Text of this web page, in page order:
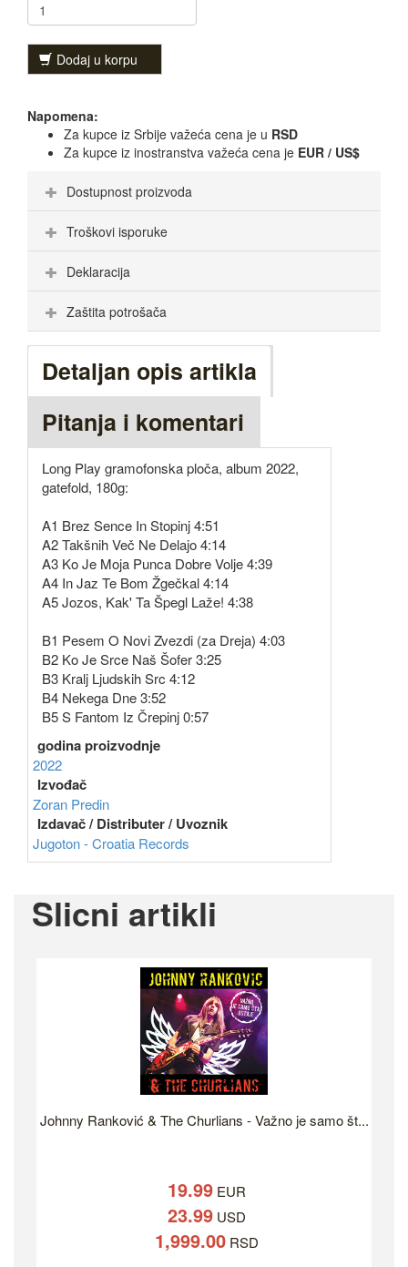
Dodaj u korpu
Napomena:
Za kupce iz Srbije važeća cena je u RSD
Za kupce iz inostranstva važeća cena je EUR / US$
Dostupnost proizvoda
Troškovi isporuke
Deklaracija
Zaštita potrošača
Detaljan opis artikla
Pitanja i komentari
Long Play gramofonska ploča, album 2022,
gatefold, 180g:
A1 Brez Sence In Stopinj 4:51
A2 Takšnih Več Ne Delajo 4:14
A3 Ko Je Moja Punca Dobre Volje 4:39
A4 In Jaz Te Bom Žgečkal 4:14
A5 Jozos, Kak' Ta Špegl Laže! 4:38
B1 Pesem O Novi Zvezdi (za Dreja) 4:03
B2 Ko Je Srce Naš Šofer 3:25
B3 Kralj Ljudskih Src 4:12
B4 Nekega Dne 3:52
B5 S Fantom Iz Črepinj 0:57
godina proizvodnje
2022
Izvođač
Zoran Predin
Izdavač / Distributer / Uvoznik
Jugoton - Croatia Records
Slicni artikli
Johnny Ranković & The Churlians - Važno je samo št...
19.99EUR
23.99USD
1,999.00RSD